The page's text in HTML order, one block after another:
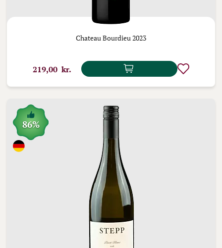
Chateau Bourdieu 2023
219,00 kr.
86%